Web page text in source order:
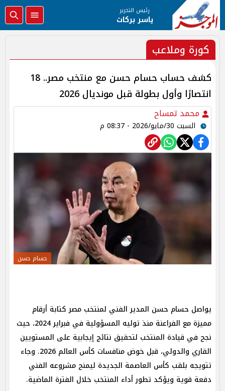
رئيس التحرير
ياسر بركات
كورة وملاعب
كشف حساب حسام حسن مع منتخب مصر.. 18
انتصارًا وأول بطولة قبل مونديال 2026
محمد تمساح
السبت 30/مايو/2026 - 08:37 م
حسام حسن
يواصل حسام حسن المدير الفني لمنتخب مصر كتابة أرقام
مميزة مع الفراعنة منذ توليه المسؤولية في فبراير 2024، حيث
نجح في قيادة المنتخب لتحقيق نتائج إيجابية على المستويين
القاري والدولي، قبل خوض منافسات كأس العالم 2026. وجاء
تتويجه بلقب كأس العاصمة الجديدة ليمنح مشروعه الفني
دفعة قوية ويؤكد تطور أداء المنتخب خلال الفترة الماضية.